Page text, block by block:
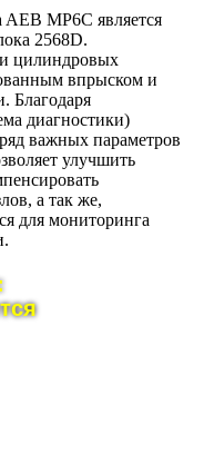
MP6C является
2568D.
цилиндровых
впрыском и
Благодаря
диагностики)
важных параметров
улучшить
а так же,
для мониторинга